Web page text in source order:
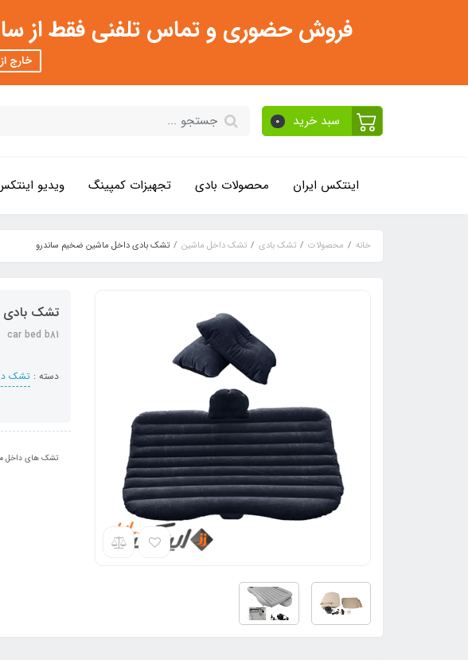
فروش حضوری و تماس تلفنی فقط از ساعت 11:30 صبح تا 2 عصر و 3 تا 8 شب امکان
خارج
سبد خرید 0
اینتکس ایران محصولات بادی تجهیزات کمپینگ ویدیو
خانه محصولات تشک بادی تشک داخل ماشین تشک بادی داخل ماشین ضخیم ساندرو
تشک بادی
car bed b81
دسته : تشک
تشک های داخل